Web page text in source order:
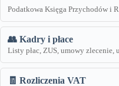
Podatkowa Księga Przychodów i
👥 Kadry i płace
Listy płac, ZUS, umowy zlecenie,
🧾 Rozliczenia VAT